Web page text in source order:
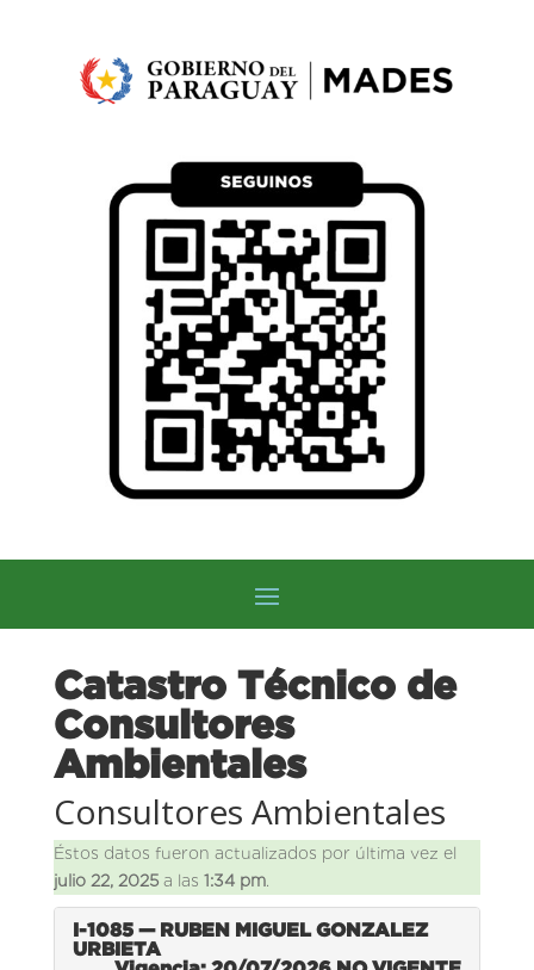
Catastro Técnico de
Consultores
Ambientales
Consultores Ambientales
Éstos datos fueron actualizados por última vez el
julio 22, 2025a las 1:34 pm.
I-1085 — RUBEN MIGUEL GONZALEZ
URBIETA